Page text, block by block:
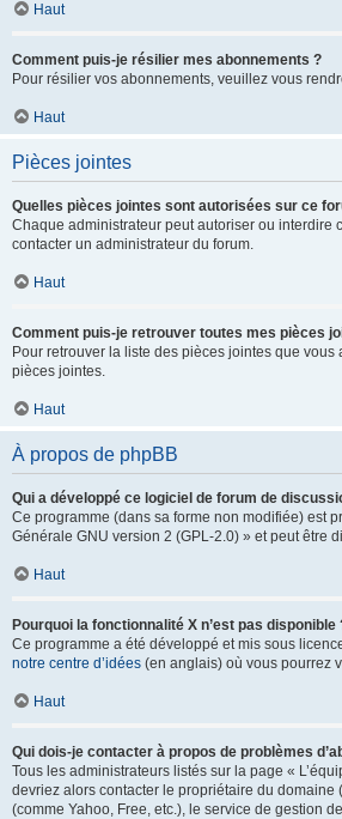
Haut
Comment puis-je résilier mes abonnements ?
Pour résilier vos abonnements, veuillez vous
Haut
Pièces jointes
Quelles pièces jointes sont autorisées sur ce
Chaque administrateur peut autoriser ou interdire
contacter un administrateur du forum.
Haut
Comment puis-je retrouver toutes mes pièces
Pour retrouver la liste des pièces jointes que
pièces jointes.
Haut
À propos de phpBB
Qui a développé ce logiciel de forum de
Ce programme (dans sa forme non modifiée) est
Générale GNU version 2 (GPL-2.0) » et peut être
Haut
Pourquoi la fonctionnalité X n’est pas disponible
Ce programme a été développé et mis sous
notre centre d’idées (en anglais) où vous pourrez
Haut
Qui dois-je contacter à propos de problèmes
Tous les administrateurs listés sur la page «
devriez alors contacter le propriétaire du
(comme Yahoo, Free, etc.), le service de gestion